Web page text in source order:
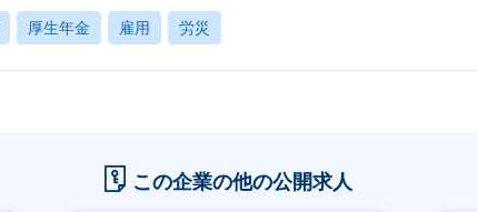
厚生年金 雇用 労災
この企業の他の公開求人